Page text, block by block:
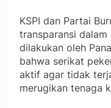
KSPI dan Partai
transparansi
dilakukan oleh
bahwa serikat
aktif agar tidak
merugikan tenaga